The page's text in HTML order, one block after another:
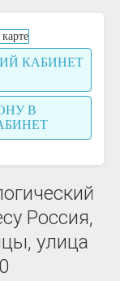
КАБИНЕТ
В
Россия,
улица